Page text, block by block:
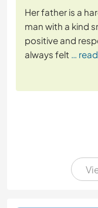
Her father is a
man with a kind
positive and
always felt …